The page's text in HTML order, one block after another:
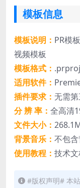
模板信息
模板说明： PR模
视频模板
模板格式：
适用软件：
插件要求： 无需
分 辨 率： 全高清
文件大小：
背景音乐： 不包
使用教程： 技术
#版权声明# 本